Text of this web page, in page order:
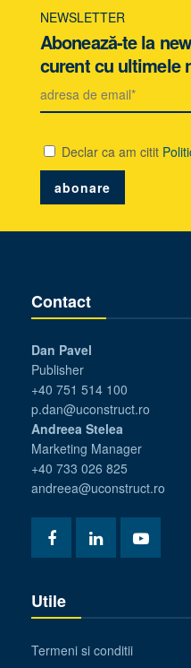
NEWSLETTER
Abonează-te la
curent cu ultimele
Declar ca am citit
Contact
Dan Pavel
Publisher
+40 751 514 100
p.dan@uconstruct.ro
Andreea Stelea
Marketing Manager
+40 733 026 825
andreea@uconstruct.ro
Utile
Termeni si conditii